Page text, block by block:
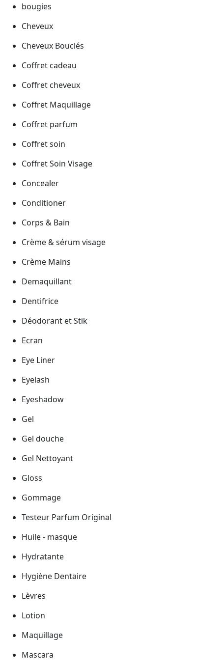
bougies
Cheveux
Cheveux Bouclés
Coffret cadeau
Coffret cheveux
Coffret Maquillage
Coffret parfum
Coffret soin
Coffret Soin Visage
Concealer
Conditioner
Corps & Bain
Crème & sérum visage
Crème Mains
Demaquillant
Dentifrice
Déodorant et Stik
Ecran
Eye Liner
Eyelash
Eyeshadow
Gel
Gel douche
Gel Nettoyant
Gloss
Gommage
Testeur Parfum Original
Huile - masque
Hydratante
Hygiène Dentaire
Lèvres
Lotion
Maquillage
Mascara